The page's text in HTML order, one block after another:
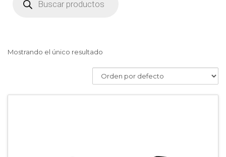
productos
Mostrando el único resultado